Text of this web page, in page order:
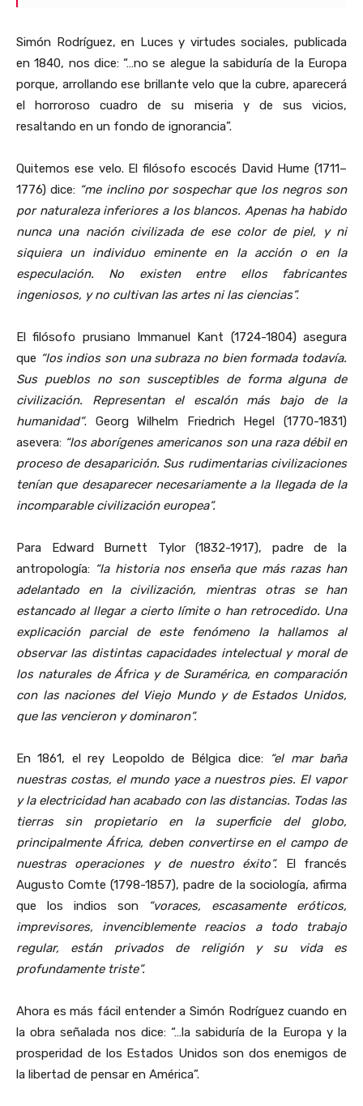
Simón Rodríguez, en Luces y virtudes sociales, publicada
en 1840, nos dice: “…no se alegue la sabiduría de la Europa
porque, arrollando ese brillante velo que la cubre, aparecerá
el horroroso cuadro de su miseria y de sus vicios,
resaltando en un fondo de ignorancia”.
Quitemos ese velo. El filósofo escocés David Hume (1711–
1776) dice: “me inclino por sospechar que los negros son
por naturaleza inferiores a los blancos. Apenas ha habido
nunca una nación civilizada de ese color de piel, y ni
siquiera un individuo eminente en la acción o en la
especulación. No existen entre ellos fabricantes
ingeniosos, y no cultivan las artes ni las ciencias”.
El filósofo prusiano Immanuel Kant (1724-1804) asegura
que “los indios son una subraza no bien formada todavía.
Sus pueblos no son susceptibles de forma alguna de
civilización. Representan el escalón más bajo de la
humanidad”. Georg Wilhelm Friedrich Hegel (1770-1831)
asevera: “los aborígenes americanos son una raza débil en
proceso de desaparición. Sus rudimentarias civilizaciones
tenían que desaparecer necesariamente a la llegada de la
incomparable civilización europea”.
Para Edward Burnett Tylor (1832-1917), padre de la
antropología: “la historia nos enseña que más razas han
adelantado en la civilización, mientras otras se han
estancado al llegar a cierto límite o han retrocedido. Una
explicación parcial de este fenómeno la hallamos al
observar las distintas capacidades intelectual y moral de
los naturales de África y de Suramérica, en comparación
con las naciones del Viejo Mundo y de Estados Unidos,
que las vencieron y dominaron”.
En 1861, el rey Leopoldo de Bélgica dice:
“el mar baña
nuestras costas, el mundo yace a nuestros pies. El vapor
y la electricidad han acabado con las distancias. Todas las
tierras sin propietario en la superficie del globo,
principalmente África, deben convertirse en el campo de
nuestras operaciones y de nuestro éxito”. El francés
Augusto Comte (1798-1857), padre de la sociología, afirma
que los indios son
“voraces, escasamente eróticos,
imprevisores, invenciblemente reacios a todo trabajo
regular, están privados de religión y su vida es
profundamente triste”.
Ahora es más fácil entender a Simón Rodríguez cuando en
la obra señalada nos dice: “…la sabiduría de la Europa y la
prosperidad de los Estados Unidos son dos enemigos de
la libertad de pensar en América”.